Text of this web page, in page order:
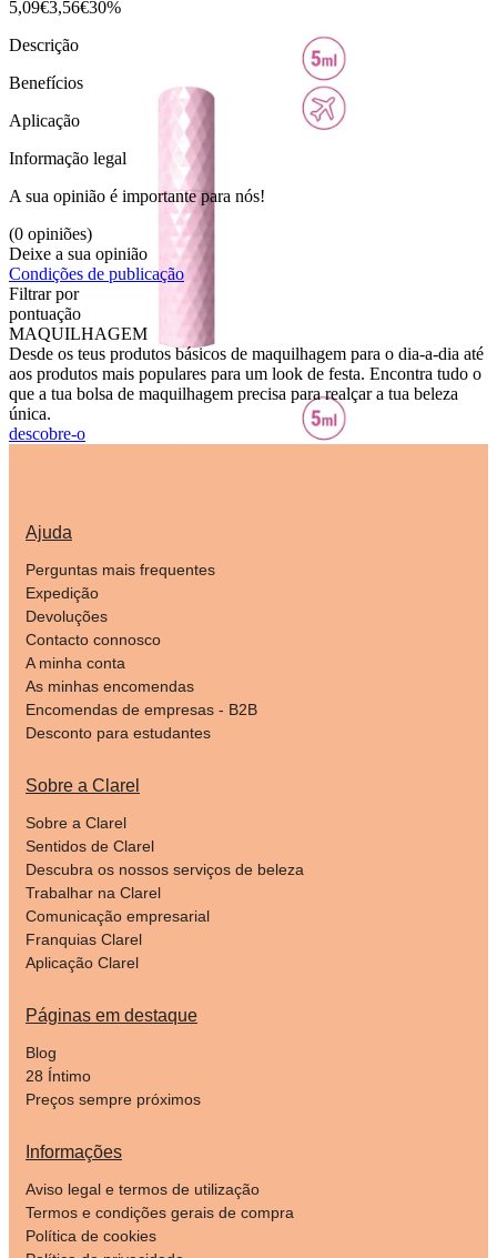
5,09€3,56€30%
Descrição
Benefícios
Aplicação
Informação legal
A sua opinião é importante para nós!
(0 opiniões)
Deixe a sua opinião
Condições de publicação
Filtrar por
pontuação
MAQUILHAGEM
Desde os teus produtos básicos de maquilhagem para o dia-a-dia até
aos produtos mais populares para um look de festa. Encontra tudo o
que a tua bolsa de maquilhagem precisa para realçar a tua beleza
única.
descobre-o
Ajuda
Perguntas mais frequentes
Expedição
Devoluções
Contacto connosco
A minha conta
As minhas encomendas
Encomendas de empresas - B2B
Desconto para estudantes
Sobre a Clarel
Sobre a Clarel
Sentidos de Clarel
Descubra os nossos serviços de beleza
Trabalhar na Clarel
Comunicação empresarial
Franquias Clarel
Aplicação Clarel
Páginas em destaque
Blog
28 Íntimo
Preços sempre próximos
Informações
Aviso legal e termos de utilização
Termos e condições gerais de compra
Política de cookies